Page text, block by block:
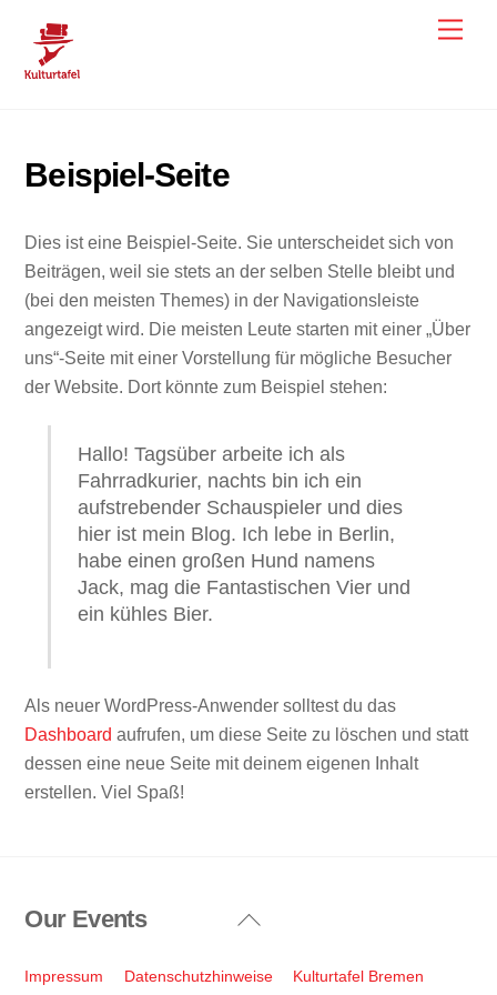
content
Beispiel-Seite
Dies ist eine Beispiel-Seite. Sie unterscheidet sich von
Beiträgen, weil sie stets an der selben Stelle bleibt und
(bei den meisten Themes) in der Navigationsleiste
angezeigt wird. Die meisten Leute starten mit einer „Über
uns“-Seite mit einer Vorstellung für mögliche Besucher
der Website. Dort könnte zum Beispiel stehen:
Hallo! Tagsüber arbeite ich als
Fahrradkurier, nachts bin ich ein
aufstrebender Schauspieler und dies
hier ist mein Blog. Ich lebe in Berlin,
habe einen großen Hund namens
Jack, mag die Fantastischen Vier und
ein kühles Bier.
Als neuer WordPress-Anwender solltest du das
Dashboard aufrufen, um diese Seite zu löschen und statt
dessen eine neue Seite mit deinem eigenen Inhalt
erstellen. Viel Spaß!
Back
Top
Our Events
Impressum Datenschutzhinweise Kulturtafel Bremen